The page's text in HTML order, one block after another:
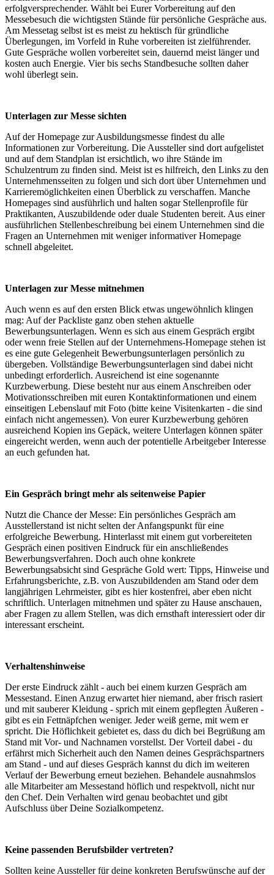
erfolgversprechender. Wählt bei Eurer Vorbereitung auf den
Messebesuch die wichtigsten Stände für persönliche Gespräche aus.
Am Messetag selbst ist es meist zu hektisch für gründliche
Überlegungen, im Vorfeld in Ruhe vorbereiten ist zielführender.
Gute Gespräche wollen vorbereitet sein, dauernd meist länger und
kosten auch Energie. Vier bis sechs Standbesuche sollten daher
wohl überlegt sein.
Unterlagen zur Messe sichten
Auf der Homepage zur Ausbildungsmesse findest du alle
Informationen zur Vorbereitung. Die Aussteller sind dort aufgelistet
und auf dem Standplan ist ersichtlich, wo ihre Stände im
Schulzentrum zu finden sind. Meist ist es hilfreich, den Links zu den
Unternehmensseiten zu folgen und sich dort über Unternehmen und
Karrieremöglichkeiten einen Überblick zu verschaffen. Manche
Homepages sind ausführlich und halten sogar Stellenprofile für
Praktikanten, Auszubildende oder duale Studenten bereit. Aus einer
ausführlichen Stellenbeschreibung bei einem Unternehmen sind die
Fragen an Unternehmen mit weniger informativer Homepage
schnell abgeleitet.
Unterlagen zur Messe mitnehmen
Auch wenn es auf den ersten Blick etwas ungewöhnlich klingen
mag: Auf der Packliste ganz oben stehen aktuelle
Bewerbungsunterlagen. Wenn es sich aus einem Gespräch ergibt
oder wenn freie Stellen auf der Unternehmens-Homepage stehen ist
es eine gute Gelegenheit Bewerbungsunterlagen persönlich zu
übergeben. Vollständige Bewerbungsunterlagen sind dabei nicht
unbedingt erforderlich. Ausreichend ist eine sogenannte
Kurzbewerbung. Diese besteht nur aus einem Anschreiben oder
Motivationsschreiben mit euren Kontaktinformationen und einem
einseitigen Lebenslauf mit Foto (bitte keine Visitenkarten - die sind
einfach nicht angemessen). Von eurer Kurzbewerbung gehören
ausreichend Kopien ins Gepäck, weitere Unterlagen können später
eingereicht werden, wenn auch der potentielle Arbeitgeber Interesse
an euch gefunden hat.
Ein Gespräch bringt mehr als seitenweise Papier
Nutzt die Chance der Messe: Ein persönliches Gespräch am
Ausstellerstand ist nicht selten der Anfangspunkt für eine
erfolgreiche Bewerbung. Hinterlasst mit einem gut vorbereiteten
Gespräch einen positiven Eindruck für ein anschließendes
Bewerbungsverfahren. Doch auch ohne konkrete
Bewerbungsabsicht sind Gespräche Gold wert: Tipps, Hinweise und
Erfahrungsberichte, z.B. von Auszubildenden am Stand oder dem
langjährigen Lehrmeister, gibt es hier kostenfrei, aber eben nicht
schriftlich. Unterlagen mitnehmen und später zu Hause anschauen,
aber Fragen zu allem Stellen, was dich ernsthaft interessiert oder dir
interessant erscheint.
Verhaltenshinweise
Der erste Eindruck zählt - auch bei einem kurzen Gespräch am
Messestand. Einen Anzug erwartet hier niemand, aber frisch rasiert
und mit sauberer Kleidung - sprich mit einem gepflegten Äußeren -
gibt es ein Fettnäpfchen weniger. Jeder weiß gerne, mit wem er
spricht. Die Höflichkeit gebietet es, dass du dich bei Begrüßung am
Stand mit Vor- und Nachnamen vorstellst. Der Vorteil dabei - du
erfährst mich Sicherheit auch den Namen deines Gesprächspartners
am Stand - und auf dieses Gespräch kannst du dich im weiteren
Verlauf der Bewerbung erneut beziehen. Behandele ausnahmslos
alle Mitarbeiter am Messestand höflich und respektvoll, nicht nur
den Chef. Dein Verhalten wird genau beobachtet und gibt
Aufschluss über Deine Sozialkompetenz.
Keine passenden Berufsbilder vertreten?
Sollten keine Aussteller für deine konkreten Berufswünsche auf der